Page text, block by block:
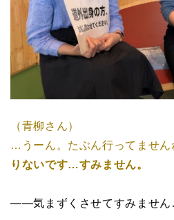
（青柳さん）
…うーん。たぶん行ってません
りないです…すみません。
――気まずくさせてすみませ